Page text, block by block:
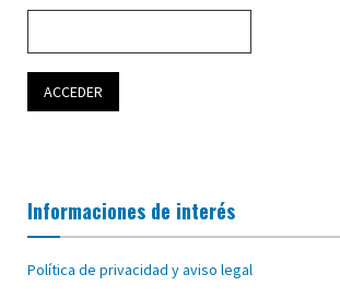
Informaciones de interés
Política de privacidad y aviso legal